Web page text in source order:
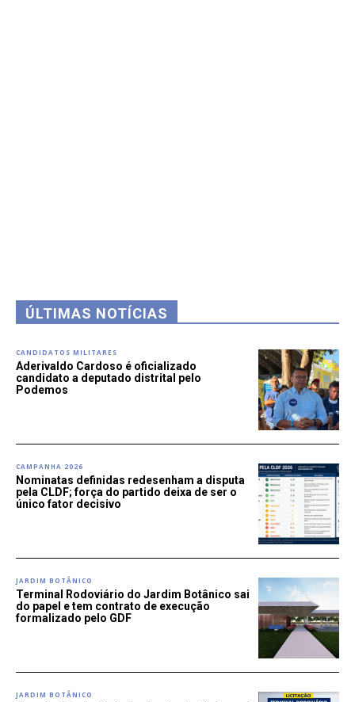
ÚLTIMAS NOTÍCIAS
CANDIDATOS MILITARES
Aderivaldo Cardoso é oficializado
candidato a deputado distrital pelo
Podemos
CAMPANHA 2026
Nominatas definidas redesenham a disputa
pela CLDF; força do partido deixa de ser o
único fator decisivo
JARDIM BOTÂNICO
Terminal Rodoviário do Jardim Botânico sai
do papel e tem contrato de execução
formalizado pelo GDF
JARDIM BOTÂNICO